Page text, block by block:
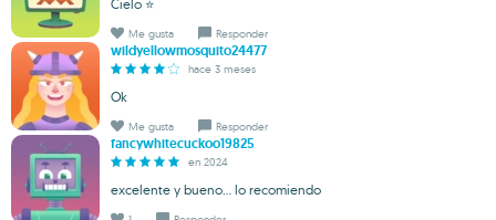
Cielo ⭐
Me gusta Responder
wildyellowmosquito24477
hace 3 meses
Ok
Me gusta Responder
fancywhitecuckoo19825
en 2024
excelente y bueno... lo recomiendo